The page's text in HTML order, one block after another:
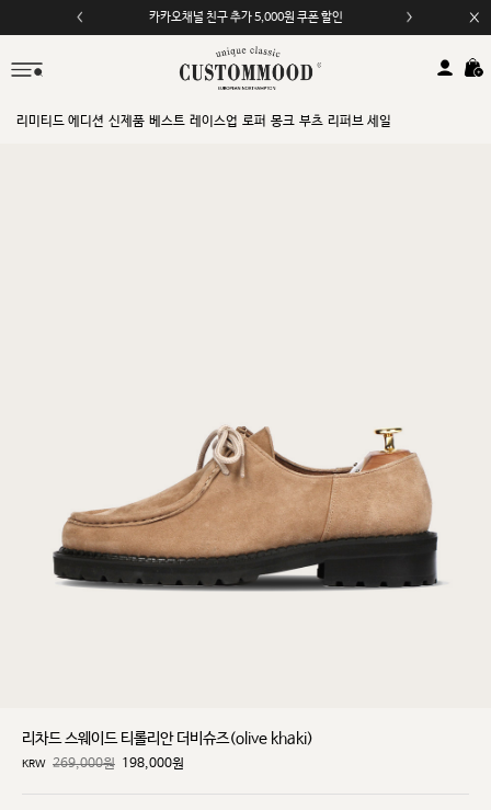
카카오채널 친구 추가 5,000원 쿠폰 할인
리미티드 에디션 신제품 베스트 레이스업 로퍼 몽크 부츠 리퍼브 세일
리차드 스웨이드 티롤리안 더비슈즈(olive khaki)
KRW 269,000원 198,000원